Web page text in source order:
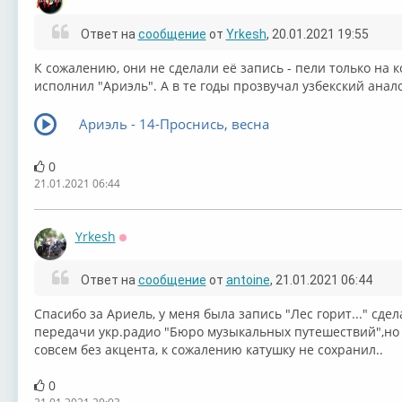
Ответ на сообщение от Yrkesh, 20.01.2021 19:55
К сожалению, они не сделали её запись - пели только на
исполнил "Ариэль". А в те годы прозвучал узбекский
Ариэль - 14-Проснись, весна
0
21.01.2021 06:44
Yrkesh
Ответ на сообщение от antoine, 21.01.2021 06:44
Спасибо за Ариель, у меня была запись "Лес горит..."
передачи укр.радио "Бюро музыкальных
совсем без акцента, к сожалению катушку не сохранил..
0